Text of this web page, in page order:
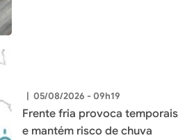
| 05/08/2026 - 09h19
Frente fria provoca temporais
e mantém risco de chuva